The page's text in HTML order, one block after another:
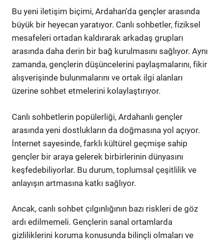
Bu yeni iletişim biçimi, Ardahan'da gençler arasında
büyük bir heyecan yaratıyor. Canlı sohbetler, fiziksel
mesafeleri ortadan kaldırarak arkadaş grupları
arasında daha derin bir bağ kurulmasını sağlıyor. Aynı
zamanda, gençlerin düşüncelerini paylaşmalarını, fikir
alışverişinde bulunmalarını ve ortak ilgi alanları
üzerine sohbet etmelerini kolaylaştırıyor.
Canlı sohbetlerin popülerliği, Ardahanlı gençler
arasında yeni dostlukların da doğmasına yol açıyor.
İnternet sayesinde, farklı kültürel geçmişe sahip
gençler bir araya gelerek birbirlerinin dünyasını
keşfedebiliyorlar. Bu durum, toplumsal çeşitlilik ve
anlayışın artmasına katkı sağlıyor.
Ancak, canlı sohbet çılgınlığının bazı riskleri de göz
ardı edilmemeli. Gençlerin sanal ortamlarda
gizliliklerini koruma konusunda bilinçli olmaları ve